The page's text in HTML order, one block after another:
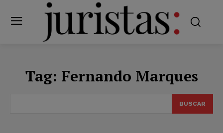
Tag: Fernando Marques
BUSCAR